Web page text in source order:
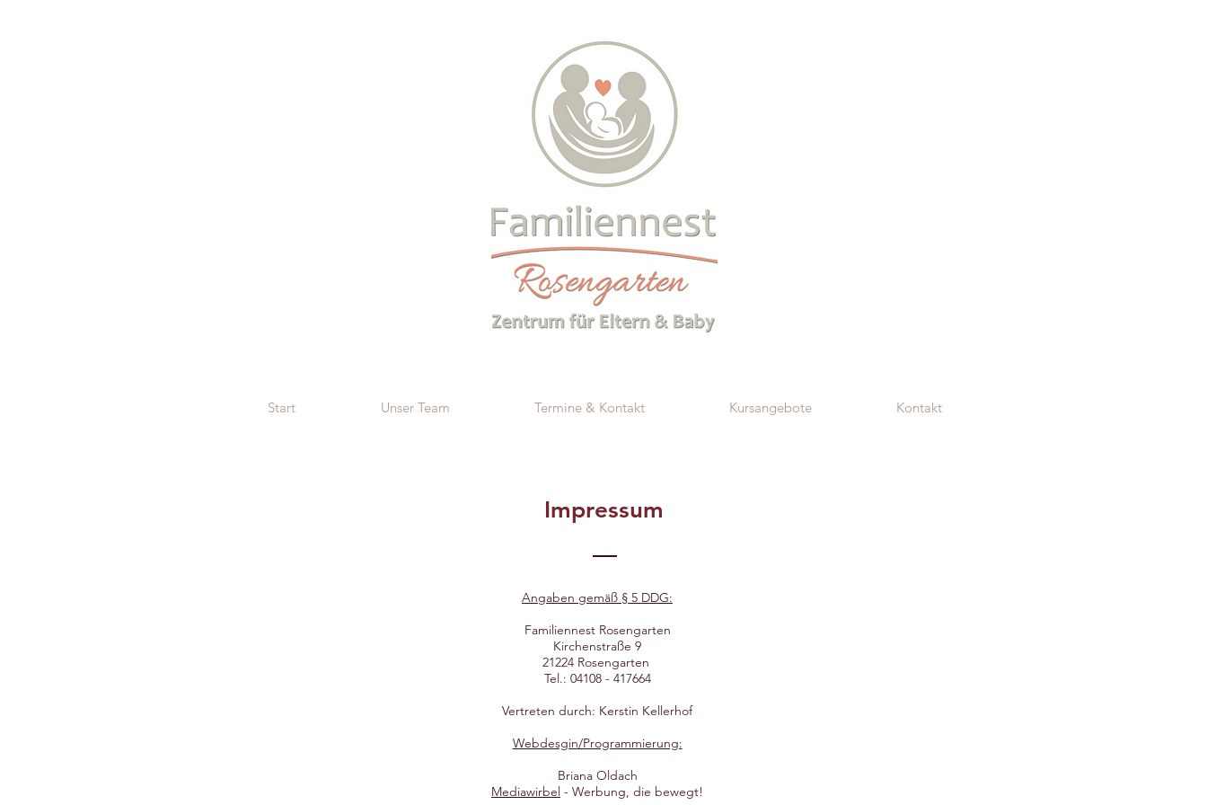
Start Unser Team Termine & Kontakt Kursangebote Kontakt
Impressum
Angaben gemäß § 5 DDG:
Familiennest Rosengarten
Kirchenstraße 9
21224 Rosengarten
Tel.: 04108 - 417664
Vertreten durch: Kerstin Kellerhof
Webdesgin/Programmierung:
Briana Oldach
Mediawirbel - Werbung, die bewegt!